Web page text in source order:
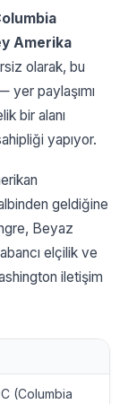
Amerika
olarak, bu
paylaşımı
bir alanı
yapıyor.
geldiğine
Beyaz
elçilik ve
iletişim
(Columbia